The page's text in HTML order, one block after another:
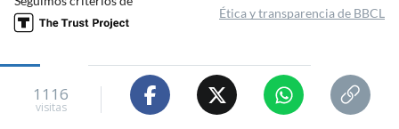
Ética y transparencia de BBCL
1116
visitas